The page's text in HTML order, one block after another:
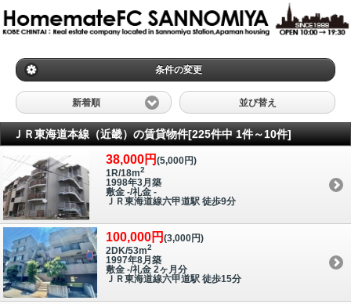
条件の変更
新着順 並び替え
ＪＲ東海道本線（近畿）の賃貸物件[225件中 1件～10件]
38,000円 (5,000円)
1R/18m2
1998年3月築
敷金 -/礼金 -
ＪＲ東海道線六甲道駅 徒歩9分
100,000円 (3,000円)
2DK/53m2
1997年8月築
敷金 -/礼金 2ヶ月分
ＪＲ東海道線六甲道駅 徒歩15分